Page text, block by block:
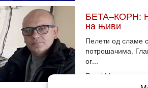
БЕТА–КОРН:
на њиви
Пелети од сламе
потрошачима.
ог...
Read More